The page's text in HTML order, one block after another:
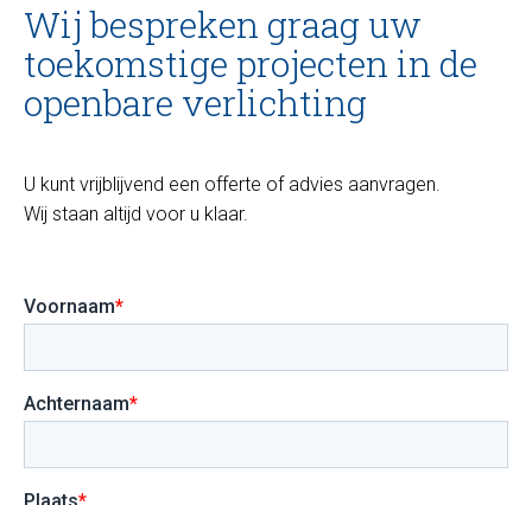
Wij bespreken graag uw
toekomstige projecten in de
openbare verlichting
U kunt vrijblijvend een offerte of advies aanvragen.
Wij staan altijd voor u klaar.